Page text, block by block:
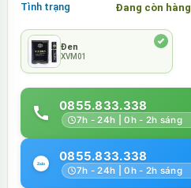
Tình trạng Đang còn hàng
Đen
XVM01
0855.833.338
7h - 24h | 0h - 2h sáng
0855.833.338
7h - 24h | 0h - 2h sáng